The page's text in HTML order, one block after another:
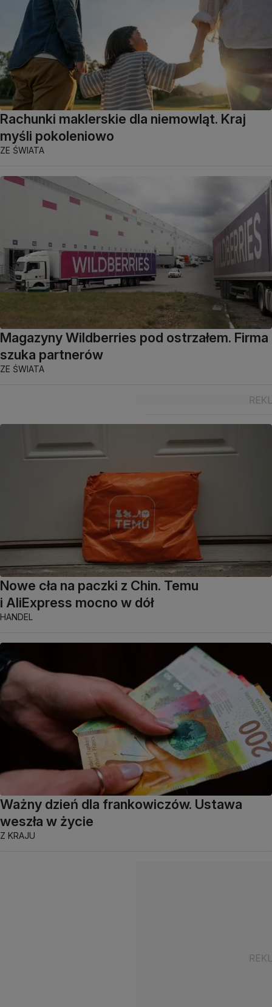
Rachunki maklerskie dla niemowląt. Kraj
myśli pokoleniowo
ZE ŚWIATA
Magazyny Wildberries pod ostrzałem. Firma
szuka partnerów
ZE ŚWIATA
Nowe cła na paczki z Chin. Temu
i AliExpress mocno w dół
HANDEL
Ważny dzień dla frankowiczów. Ustawa
weszła w życie
Z KRAJU